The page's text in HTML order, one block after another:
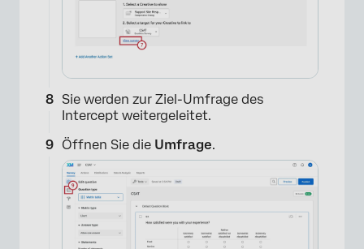
×
Sie werden zur Ziel-Umfrage des
Intercept weitergeleitet.
Öffnen Sie die Umfrage.